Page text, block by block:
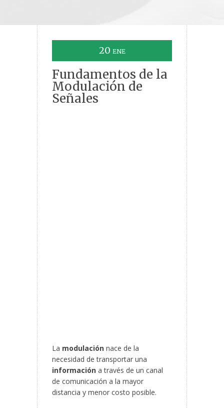
20 ENE
Fundamentos de la
Modulación de
Señales
La modulación nace de la
necesidad de transportar una
información a través de un canal
de comunicación a la mayor
distancia y menor costo posible.